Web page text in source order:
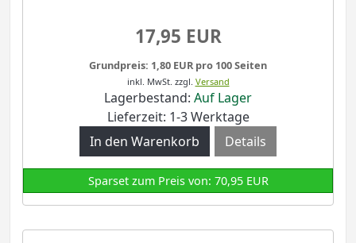
17,95 EUR
Grundpreis: 1,80 EUR pro 100 Seiten
inkl. MwSt. zzgl. Versand
Lagerbestand: Auf Lager
Lieferzeit: 1-3 Werktage
Details
Sparset zum Preis von: 70,95 EUR